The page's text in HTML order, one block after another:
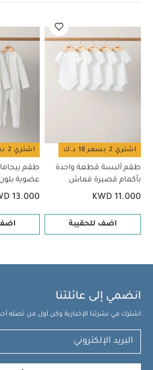
واحدة عضوية بلون أبيض - 3 قطع
اشتري 2 بسعر 18 د.ك
طقم ألبسة قطعة واحدة
بأكمام قصيرة قماش
عضوي بلون أبيض - 5 قطع
KWD 11.000
اضف للحقيبة
اشتري 2 بسعر 18 د.ك
طقم
عضوية بلون
13.000
اضف
انضمي إلى عائلتنا
اشترك في نشرتنا الإخبارية وكن أول من تصله